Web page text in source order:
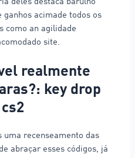
deles destaca barulho
acimade todos os
como an agilidade
site.
realmente
key drop
uma recenseamento das
abraçar esses códigos, já